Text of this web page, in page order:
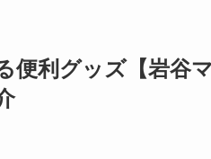
便利グッズ【岩